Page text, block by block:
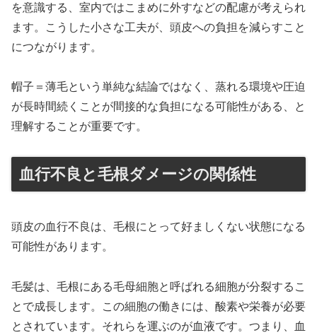
を意識する、室内ではこまめに外すなどの配慮が考えられ
ます。こうした小さな工夫が、頭皮への負担を減らすこと
につながります。
帽子＝薄毛という単純な結論ではなく、蒸れる環境や圧迫
が長時間続くことが間接的な負担になる可能性がある、と
理解することが重要です。
血行不良と毛根ダメージの関係性
頭皮の血行不良は、毛根にとって好ましくない状態になる
可能性があります。
毛髪は、毛根にある毛母細胞と呼ばれる細胞が分裂するこ
とで成長します。この細胞の働きには、酸素や栄養が必要
とされています。それらを運ぶのが血液です。つまり、血